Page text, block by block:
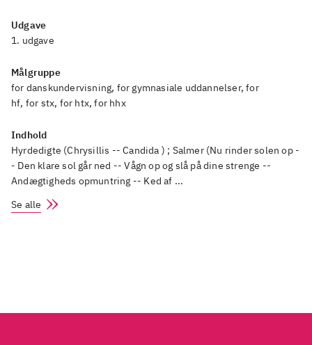
Udgave
1. udgave
Målgruppe
for danskundervisning, for gymnasiale uddannelser, for
hf, for stx, for htx, for hhx
Indhold
Hyrdedigte (Chrysillis -- Candida ) ; Salmer (Nu rinder solen op -
- Den klare sol går ned -- Vågn op og slå på dine strenge --
Andægtigheds opmuntring -- Ked af ...
Se alle